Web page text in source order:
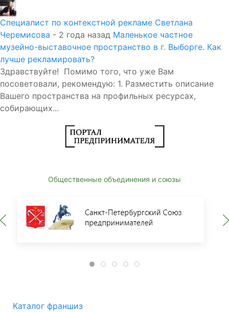
Специалист по контекстной рекламе Светлана
Черемисова - 2 года назад Маленькое частное
музейно-выставочное пространство в г. Выборге. Как
лучше рекламировать?
Здравствуйте! Помимо того, что уже Вам
посоветовали, рекомендую: 1. Разместить описание
Вашего пространства на профильных ресурсах,
собирающих...
Общественные объединения и союзы
Каталог франшиз